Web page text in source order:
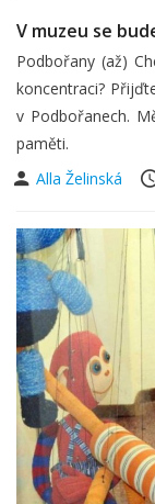
V muzeu se
Podbořany (až)
koncentraci?
v Podbořanech.
paměti.
Alla Želinská